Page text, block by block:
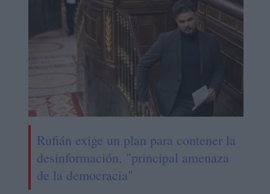
Rufián exige un plan para contener la
desinformación, "principal amenaza
de la democracia"